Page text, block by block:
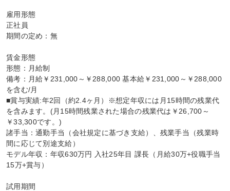
雇用形態
正社員
期間の定め：無
賃金形態
形態：月給制
備考：月給￥231,000～￥288,000 基本給￥231,000～￥288,000
を含む/月
■賞与実績:年2回（約2.4ヶ月）※想定年収には月15時間の残業代
を含みます。(月15時間残業された場合の残業代は￥26,700～
￥33,300です。)
諸手当：通勤手当（会社規定に基づき支給）、残業手当（残業時
間に応じて別途支給）
モデル年収：年収630万円 入社25年目 課長（月給30万+役職手当
15万+賞与）
試用期間